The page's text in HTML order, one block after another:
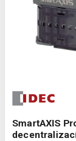
SmartAXIS